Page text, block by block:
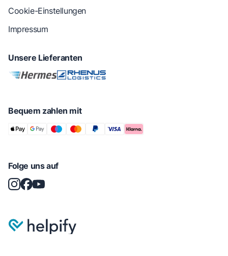
Cookie-Einstellungen
Impressum
Unsere Lieferanten
Bequem zahlen mit
Folge uns auf